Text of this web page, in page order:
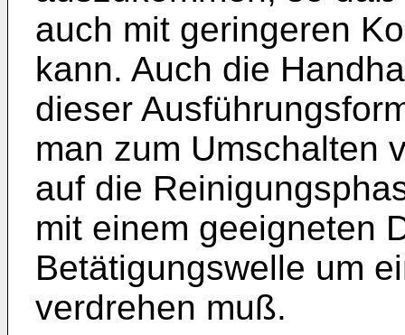
auch mit geringeren
kann. Auch die
dieser
man zum Umschalten
auf die
mit einem geeigneten
Betätigungswelle um
verdrehen muß.